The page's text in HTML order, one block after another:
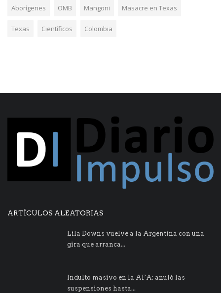
Aborígenes OMB Mangoni Masacre en Texas
Texas Científicos Colombia
ARTÍCULOS ALEATORIAS
Lila Downs vuelve a la Argentina con una
gira que arranca...
Indulto masivo en la AFA: anuló las
suspensiones hasta...